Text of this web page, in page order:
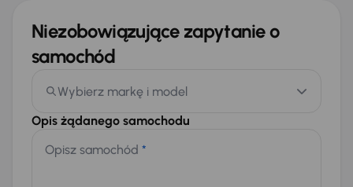
Niezobowiązujące zapytanie o
samochód
Wybierz markę i model
Opis żądanego samochodu
Opisz samochód *